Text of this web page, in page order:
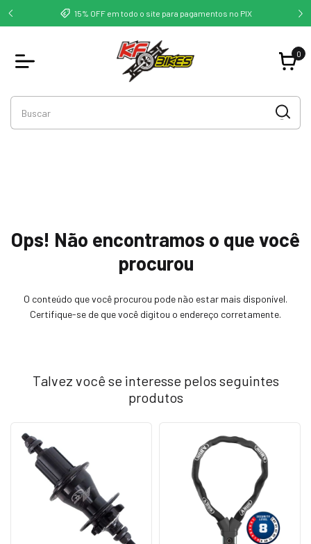
- 15% OFF em todo o site para pagamentos no PIX
0
Ops! Não encontramos o que você
procurou
O conteúdo que você procurou pode não estar mais disponível.
Certifique-se de que você digitou o endereço corretamente.
Talvez você se interesse pelos seguintes
produtos